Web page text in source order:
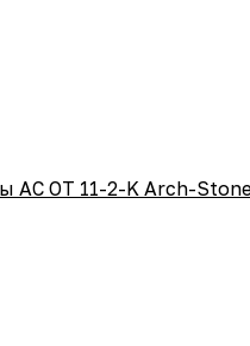
АС ОТ 11-2-K Arch-